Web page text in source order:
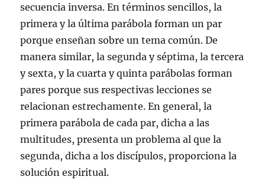
secuencia inversa. En términos sencillos, la
primera y la última parábola forman un par
porque enseñan sobre un tema común. De
manera similar, la segunda y séptima, la tercera
y sexta, y la cuarta y quinta parábolas forman
pares porque sus respectivas lecciones se
relacionan estrechamente. En general, la
primera parábola de cada par, dicha a las
multitudes, presenta un problema al que la
segunda, dicha a los discípulos, proporciona la
solución espiritual.